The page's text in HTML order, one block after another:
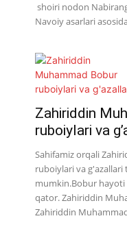
shoiri nodon
Navoiy asarlari
Zahiriddin
ruboiylari va
Sahifamiz orqali
ruboiylari va
mumkin.Bobur hayoti
qator. Zahiriddin
Zahiriddin